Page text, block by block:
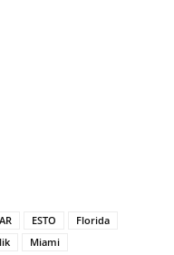
ESTO
Florida
Miami